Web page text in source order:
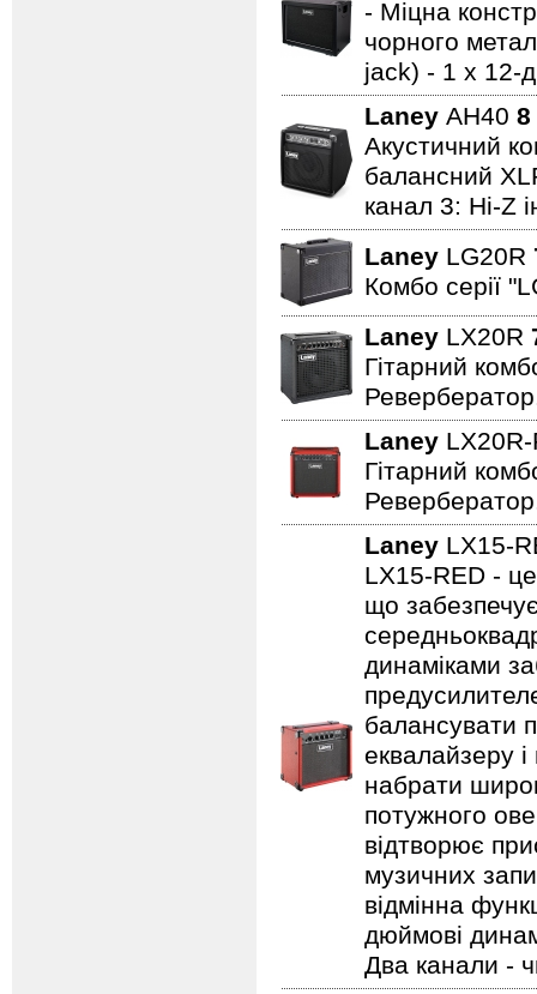
- Міцна
чорного
jack) - 1 x 12-
Laney AH40 8
Акустичний
балансний
канал 3: Hi-Z
Laney LG20R
Комбо серії
Laney LX20R
Гітарний
Laney
Гітарний
Laney LX15-
LX15-RED -
що
динаміками
балансувати
еквалайзеру
набрати
потужного
відтворює
музичних
відмінна
дюймові
Два канали -